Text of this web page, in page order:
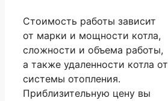
Стоимость работы зависит
от марки и мощности котла,
сложности и объема работы,
а также удаленности котла от
системы отопления.
Приблизительную цену вы